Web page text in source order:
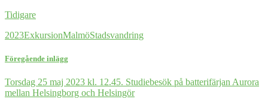
Tidigare
2023ExkursionMalmöStadsvandring
Föregående inlägg
Torsdag 25 maj 2023 kl. 12.45. Studiebesök på batterifärjan Aurora
mellan Helsingborg och Helsingör